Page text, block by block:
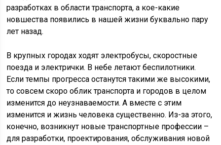
разработках в области транспорта, а кое-какие
новшества появились в нашей жизни буквально пару
лет назад.
В крупных городах ходят электробусы, скоростные
поезда и электрички. В небе летают беспилотники.
Если темпы прогресса останутся такими же высокими,
то совсем скоро облик транспорта и городов в целом
изменится до неузнаваемости. А вместе с этим
изменится и жизнь человека существенно. Из-за этого,
конечно, возникнут новые транспортные профессии –
для разработки, проектирования, обслуживания новой